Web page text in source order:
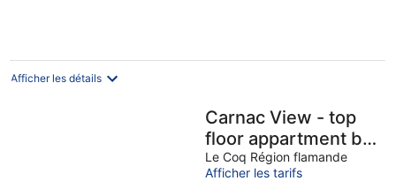
Afficher les détails
Carnac View - top
floor appartment by
Interhome
Le Coq Région flamande
Afficher les tarifs